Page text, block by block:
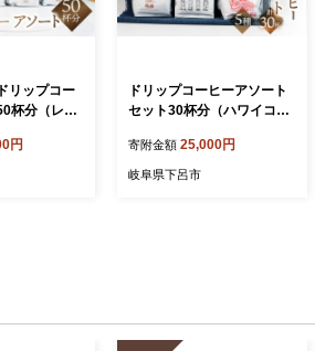
リップコー
杯分（レギ
ブレンド5杯
レンド5杯×
円
ドリップコーヒーアソート
セット30杯分（ハワイコナ
ド、レギュラーブレンド、
モカブレンド、下呂温泉限
寄附金額 25,000円
岐阜県下呂市